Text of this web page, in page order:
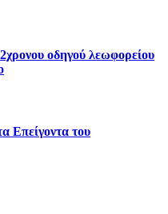
οδηγού λεωφορείου
Επείγοντα του